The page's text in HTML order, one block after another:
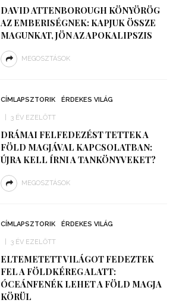
DAVID ATTENBOROUGH KÖNYÖRÖG
AZ EMBERISÉGNEK: KAPJUK ÖSSZE
MAGUNKAT, JÖN AZ APOKALIPSZIS
MEGOSZTÁSOK
CÍMLAPSZTORIK ÉRDEKES VILÁG
3 ÉV EZELŐTT
DRÁMAI FELFEDEZÉST TETTEK A
FÖLD MAGJÁVAL KAPCSOLATBAN:
ÚJRA KELL ÍRNI A TANKÖNYVEKET?
MEGOSZTÁSOK
CÍMLAPSZTORIK ÉRDEKES VILÁG
3 ÉV EZELŐTT
ELTEMETETT VILÁGOT FEDEZTEK
FEL A FÖLDKÉREG ALATT:
ÓCEÁNFENÉK LEHET A FÖLD MAGJA
KÖRÜL